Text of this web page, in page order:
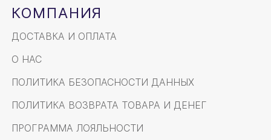
КОМПАНИЯ
ДОСТАВКА И ОПЛАТА
О НАС
ПОЛИТИКА БЕЗОПАСНОСТИ ДАННЫХ
ПОЛИТИКА ВОЗВРАТА ТОВАРА И ДЕНЕГ
ПРОГРАММА ЛОЯЛЬНОСТИ